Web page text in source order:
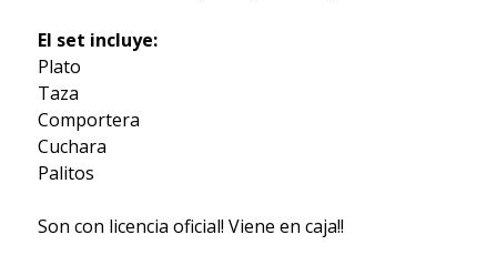
El set incluye:
Plato
Taza
Comportera
Cuchara
Palitos
Son con licencia oficial! Viene en caja!!